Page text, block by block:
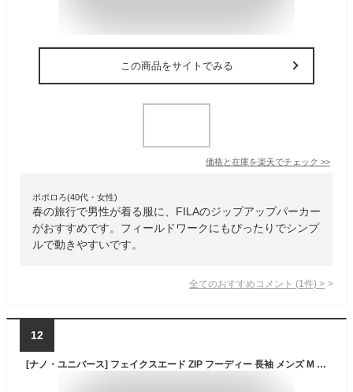
この商品をサイトでみる
価格と在庫を楽天でチェック >>
ポポロろ(40代・女性)
春の旅行で男性が着る服に、FILAのジップアップパーカー
がおすすめです。フィールドワークにもぴったりでシンプ
ルで動きやすいです。
全てのおすすめコメント (1 件) >
12
[ナノ・ユニバース] フェイクスエード ZIP フーディー 長袖 メンズ M 023 チャコール 672-5223204